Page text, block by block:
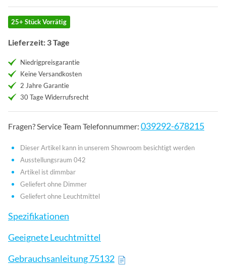
25+ Stück Vorrätig
Lieferzeit: 3 Tage
Niedrigpreisgarantie
Keine Versandkosten
2 Jahre Garantie
30 Tage Widerrufsrecht
Fragen? Service Team Telefonnummer: 039292-678215
Dieser Artikel kann in unserem Showroom besichtigt werden
Ausstellungsraum 042
Artikel ist dimmbar
Geliefert ohne Dimmer
Geliefert ohne Leuchtmittel
Spezifikationen
Geeignete Leuchtmittel
Gebrauchsanleitung 75132